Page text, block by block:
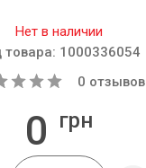
Нет в наличии
товара: 1000336054
0 отзывов
0 грн